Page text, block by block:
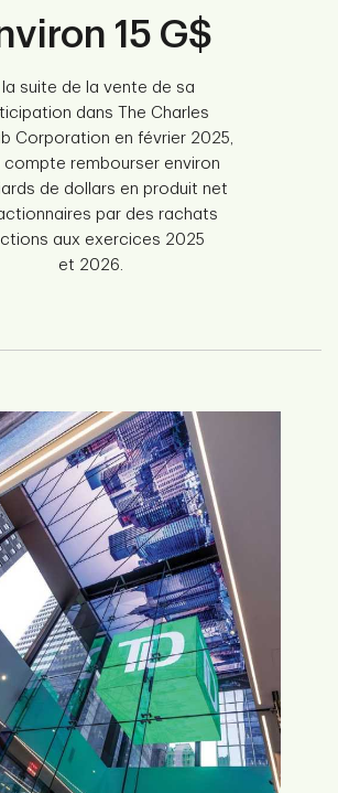
15 G$
la suite de la vente de sa
dans The Charles
Corporation en février 2025,
compte rembourser environ
de dollars en produit net
par des rachats
aux exercices 2025
et 2026.